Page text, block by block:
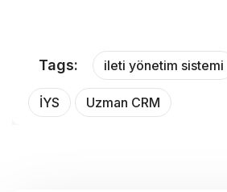
Tags: ileti yönetim sistemi
İYS Uzman CRM